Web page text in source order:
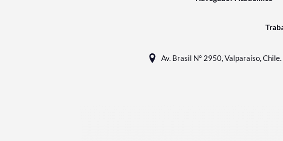
Av. Brasil N° 2950, Valparaíso, Chile.